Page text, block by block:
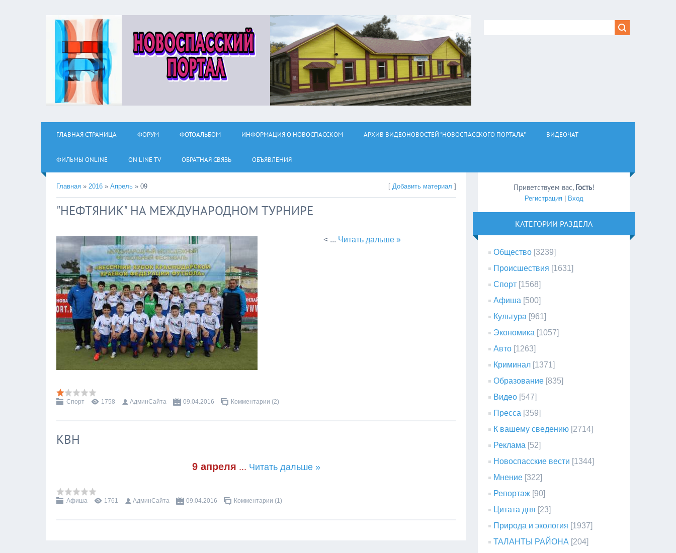
ГЛАВНАЯ СТРАНИЦА ФОРУМ ФОТОАЛЬБОМ ИНФОРМАЦИЯ О НОВОСПАССКОМ АРХИВ ВИДЕОНОВОСТЕЙ "НОВОСПАССКОГО ПОРТАЛА" ВИДЕОЧАТ
ФИЛЬМЫ ОNLINE ON LINE TV ОБРАТНАЯ СВЯЗЬ ОБЪЯВЛЕНИЯ
Главная » 2016 » Апрель » 09 [Добавить материал ]
"НЕФТЯНИК" НА МЕЖДУНАРОДНОМ ТУРНИРЕ
< ... Читать дальше »
Спорт 1758 АдминСайта 09.04.2016 Комментарии (2)
КВН
9 апреля ... Читать дальше »
Афиша 1761 АдминСайта 09.04.2016 Комментарии (1)
Приветствуем вас, Гость!
Регистрация| Вход
КАТЕГОРИИ РАЗДЕЛА
Общество [3239]
Происшествия [1631]
Спорт [1568]
Афиша [500]
Культура [961]
Экономика [1057]
Авто [1263]
Криминал [1371]
Образование [835]
Видео [547]
Пресса [359]
К вашему сведению [2714]
Реклама [52]
Новоспасские вести [1344]
Мнение [322]
Репортаж [90]
Цитата дня [23]
Природа и экология [1937]
ТАЛАНТЫ РАЙОНА [204]